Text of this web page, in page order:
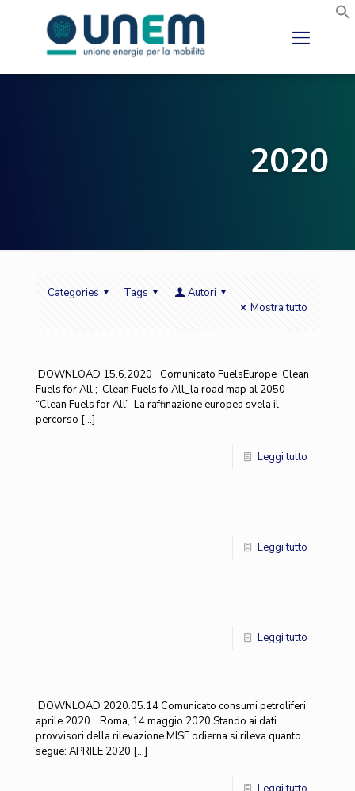
2020
Categories Tags
Autori
Mostra tutto
DOWNLOAD 15.6.2020_ Comunicato FuelsEurope_Clean
Fuels for All ; Clean Fuels fo All_la road map al 2050
“Clean Fuels for All” La raffinazione europea svela il
percorso […]
Leggi tutto
Leggi tutto
Leggi tutto
DOWNLOAD 2020.05.14 Comunicato consumi petroliferi
aprile 2020 Roma, 14 maggio 2020 Stando ai dati
provvisori della rilevazione MISE odierna si rileva quanto
segue: APRILE 2020 […]